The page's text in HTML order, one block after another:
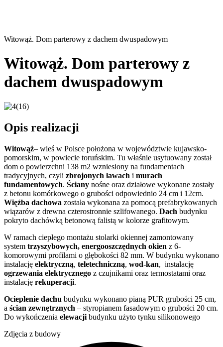
Witowąż. Dom parterowy z dachem dwuspadowym
Witowąż. Dom parterowy z
dachem dwuspadowym
Opis realizacji
Witowąż– wieś w Polsce położona w województwie kujawsko-
pomorskim, w powiecie toruńskim. Tu właśnie usytuowany został
dom o powierzchni 138 m2 wzniesiony na fundamentach
tradycyjnych, czyli zbrojonych ławach i murach
fundamentowych. Ściany nośne oraz działowe wykonane zostały
z betonu komórkowego o grubości odpowiednio 24 cm i 12cm.
Więźba dachowa została wykonana za pomocą prefabrykowanych
wiązarów z drewna czterostronnie szlifowanego. Dach budynku
pokryto dachówką betonową falistą w kolorze grafitowym.
W ramach ciepłego montażu stolarki okiennej zamontowany
system trzyszybowych, energooszczędnych okien z 6-
komorowymi profilami o głębokości 82 mm. W budynku wykonano
instalację elektryczną, teletechniczną, wod-kan, instalację
ogrzewania elektrycznego z czujnikami oraz termostatami oraz
instalację rekuperacji.
Ocieplenie dachu budynku wykonano pianą PUR grubości 25 cm,
a ścian zewnętrznych – styropianem fasadowym o grubości 20 cm.
Do wykończenia elewacji budynku użyto tynku silikonowego
Zdjęcia z budowy